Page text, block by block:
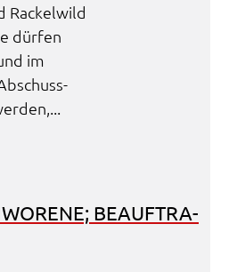
Rackel­wild
dürfen
im
BEAUF­TRA­